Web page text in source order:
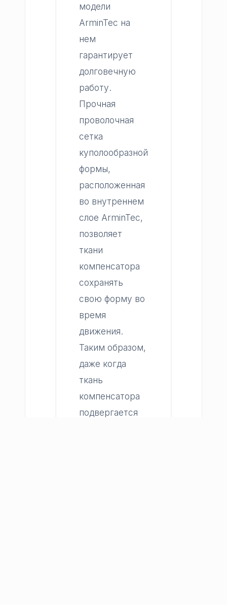
модели
ArminTec на
нем
гарантирует
долговечную
работу.
Прочная
проволочная
сетка
куполообразной
формы,
расположенная
во внутреннем
слое ArminTec,
позволяет
ткани
компенсатора
сохранять
свою форму во
время
движения.
Таким образом,
даже когда
ткань
компенсатора
подвергается